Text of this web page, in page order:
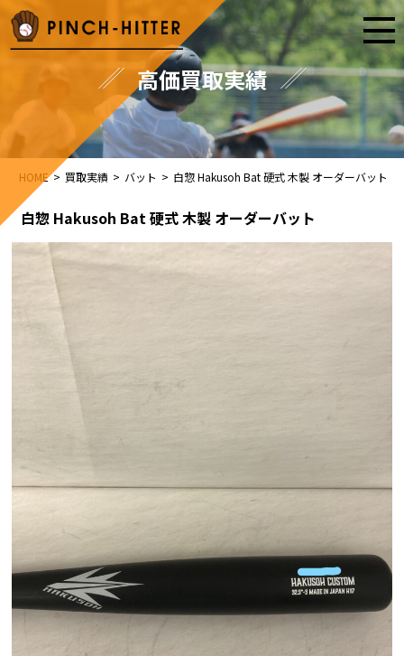
高価買取実績
HOME > 買取実績 > バット > 白惣 Hakusoh Bat 硬式 木製 オーダーバット
白惣 Hakusoh Bat 硬式 木製 オーダーバット